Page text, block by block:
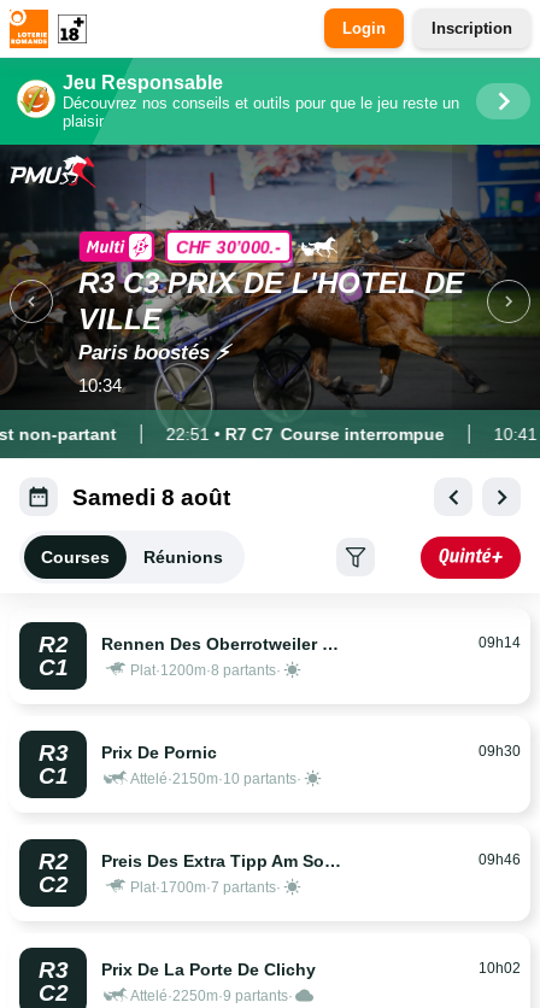
Login Inscription
Jeu Responsable
Découvrez nos conseils et outils pour que le jeu reste un
plaisir
PMU
CHF 30’000.-
R3 C3 PRIX DE L'HOTEL DE
VILLE
Paris boostés ⚡
10:34
non-partant 22:51• R7 C7 Course interrompue 10:41•
Samedi 8 août
Courses Réunions
R2
C1
Rennen Des Oberrotweiler Winzervereins. Der Klassi
09h14
Plat·1200m·8 partants·
R3
C1
Prix De Pornic
09h30
Attelé·2150m·10 partants·
R2
C2
Preis Des Extra Tipp Am Sonntag.
09h46
Plat·1700m·7 partants·
R3
C2
Prix De La Porte De Clichy
10h02
Attelé·2250m·9 partants·